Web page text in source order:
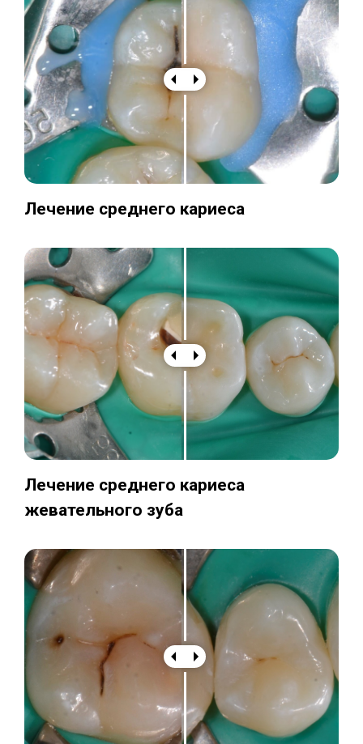
Лечение среднего кариеса
Лечение среднего кариеса
жевательного зуба